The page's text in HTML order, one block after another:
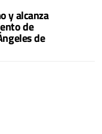
y alcanza
de
de